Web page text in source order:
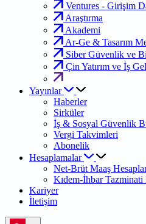
Ventures - Girişim
Araştırma
Akademi
Ar-Ge & Tasarım
Siber Güvenlik ve
Çin Yatırım ve İş
Yayınlar
Haberler
Sirküler
İş & Sosyal Güvenlik
Vergi Takvimleri
Abonelik
Hesaplamalar
Net-Brüt Maaş
Kıdem-İhbar Tazminati
Kariyer
İletişim